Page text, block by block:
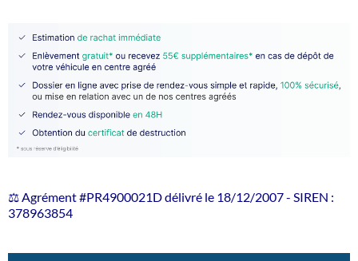
⚖️ Agrément #PR4900021D délivré le 18/12/2007 - SIREN :
378963854